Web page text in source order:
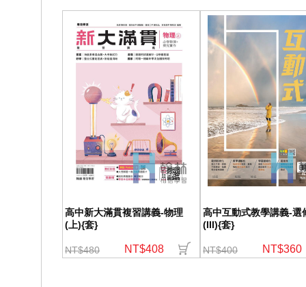
高中新大滿貫複習講義-物理
(上){套}
NT$480 NT$408
高中互動式教學講義-選
(III){套}
NT$400 NT$360